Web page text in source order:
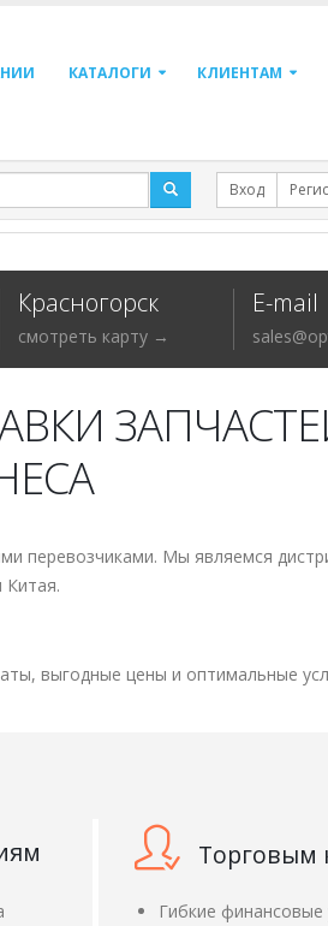
КАТАЛОГИ КЛИЕНТАМ
Вход
Красногорск
смотреть карту →
E-mail
перевозчиками. Мы являемся
Китая.
выгодные цены и оптимальные
Торговым
Гибкие финансовые